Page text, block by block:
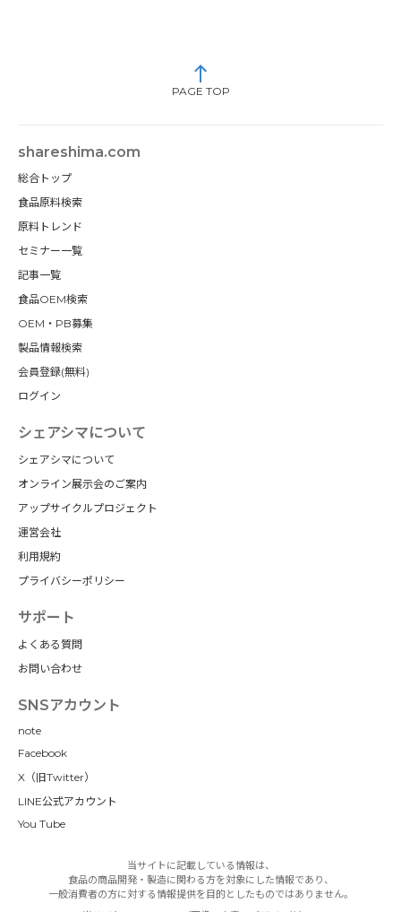
PAGE TOP
shareshima.com
総合トップ
食品原料検索
原料トレンド
セミナー一覧
記事一覧
食品OEM検索
OEM・PB募集
製品情報検索
会員登録(無料)
ログイン
シェアシマについて
シェアシマについて
オンライン展示会のご案内
アップサイクルプロジェクト
運営会社
利用規約
プライバシーポリシー
サポート
よくある質問
お問い合わせ
SNSアカウント
note
Facebook
X（旧Twitter）
LINE公式アカウント
You Tube
当サイトに記載している情報は、
食品の商品開発・製造に関わる方を対象にした情報であり、
一般消費者の方に対する情報提供を目的としたものではありません。